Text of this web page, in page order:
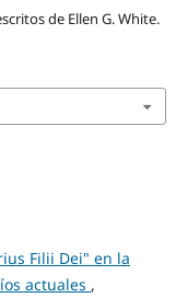
de Ellen G. White.
Filii Dei" en la
actuales ,